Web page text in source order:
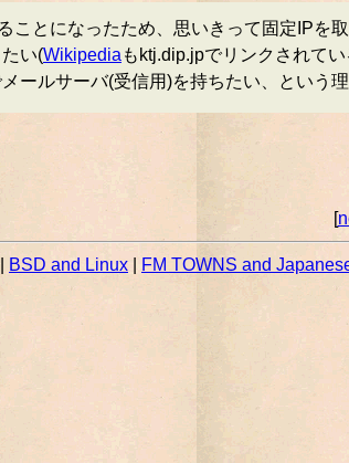
ことになったため、思いきって固定IPを
い(Wikipediaもktj.dip.jpでリンクされて
ールサーバ(受信用)を持ちたい、という
BSD and Linux FM TOWNS and